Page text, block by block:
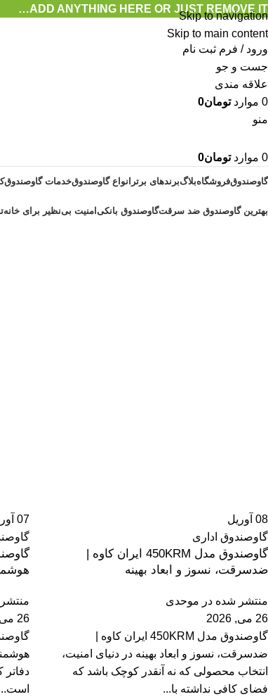
Skip to navigation
Skip to main content
ADD ANYTHING HERE OR JUST REMOVE IT…
ورود / فرم ثبت نام
جست و جو
علاقه مندی
0 موارد تومان0
منو
0 موارد تومان0
گاوصندوقفروشگاهبلاگبرندهای برتر انواع گاوصندوقخدمات گاوصندوق
بهترین گاوصندوق ضد سرقتگاوصندوق بانکیامنیت بی‌نظیر برای
08 آوریل
گاوصندوق اداری
گاوصندوق مدل 450KRM ایران کاوه |
ضدسرقت، نسوز و ابعاد بهینه
منتشر شده در موحدی
26 می, 2026
گاوصندوق مدل 450KRM ایران کاوه |
ضدسرقت، نسوز و ابعاد بهینه در دنیای امنیت،
انتخاب محصولی که نه آنقدر کوچک باشد که
فضای کافی نداشته با...
07
26 می, 2026
دفاتر